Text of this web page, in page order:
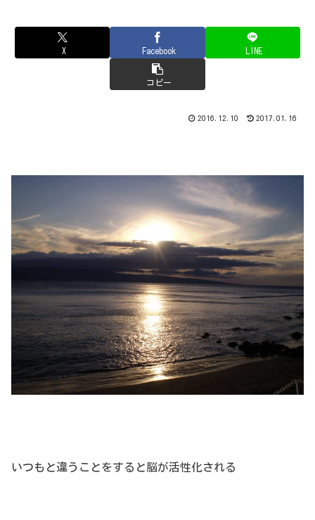
X Facebook LINE
コピー
2016.12.10 2017.01.16
いつもと違うことをすると脳が活性化される